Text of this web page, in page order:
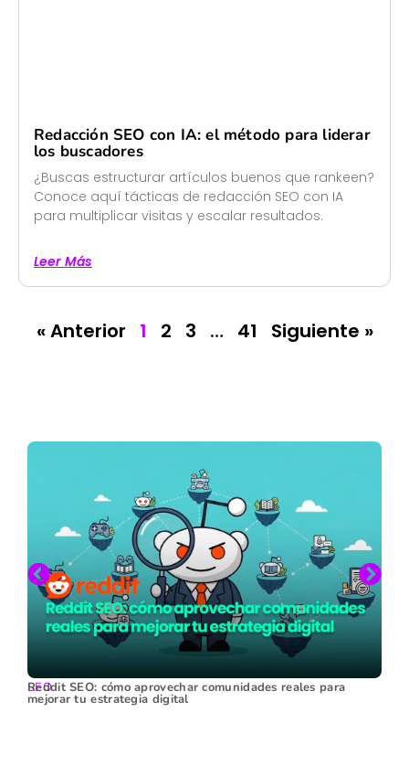
Redacción SEO con IA: el método para liderar
los buscadores
¿Buscas estructurar artículos buenos que rankeen?
Conoce aquí tácticas de redacción SEO con IA
para multiplicar visitas y escalar resultados.
Leer Más
« Anterior 1 2 3 … 41 Siguiente »
SEO
Reddit SEO: cómo aprovechar comunidades reales para
mejorar tu estrategia digital